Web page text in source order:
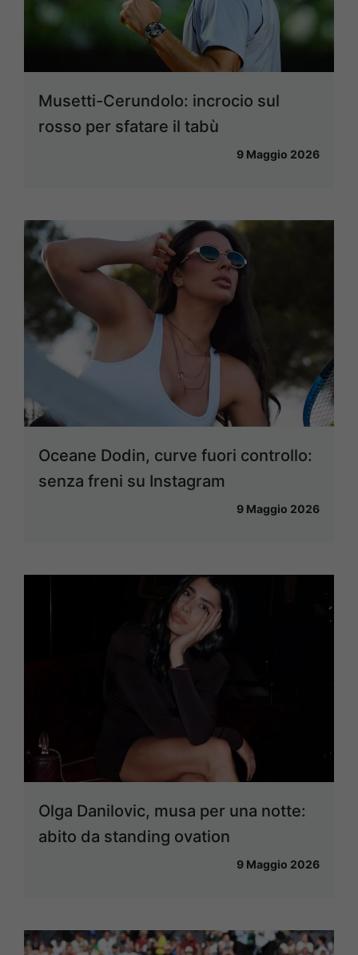
Musetti-Cerundolo: incrocio sul
rosso per sfatare il tabù
9 Maggio 2026
Oceane Dodin, curve fuori controllo:
senza freni su Instagram
9 Maggio 2026
Olga Danilovic, musa per una notte:
abito da standing ovation
9 Maggio 2026